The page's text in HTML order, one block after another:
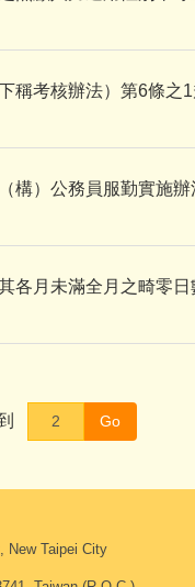
稱考核辦法）第6條之
構）公務員服勤實施辦
各月未滿全月之畸零
Go
New Taipei City